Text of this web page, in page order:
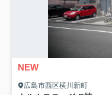
NEW
広島市西区横川新町